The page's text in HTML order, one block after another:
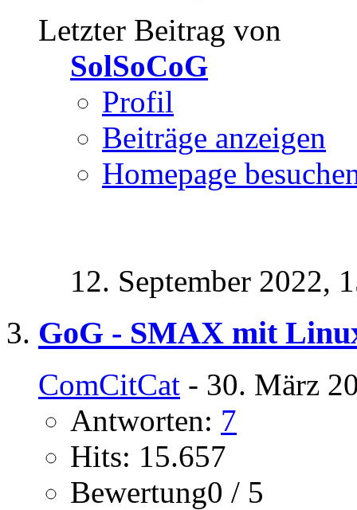
Letzter Beitrag von
SolSoCoG
Profil
Beiträge anzeigen
Homepage
12. September 2022,
GoG - SMAX mit
ComCitCat - 30. März
Antworten: 7
Hits: 15.657
Bewertung0 / 5